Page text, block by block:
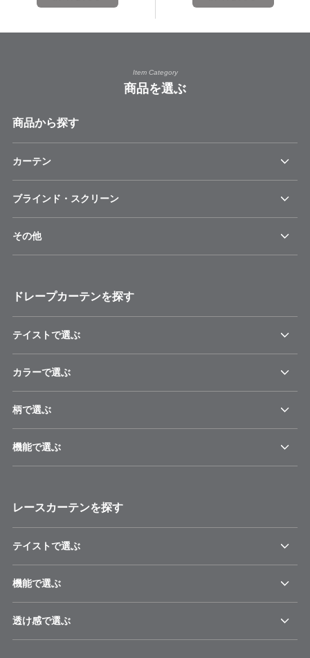
Item Category
商品を選ぶ
商品から探す
カーテン
ブラインド・スクリーン
その他
ドレープカーテンを探す
テイストで選ぶ
カラーで選ぶ
柄で選ぶ
機能で選ぶ
レースカーテンを探す
テイストで選ぶ
機能で選ぶ
透け感で選ぶ